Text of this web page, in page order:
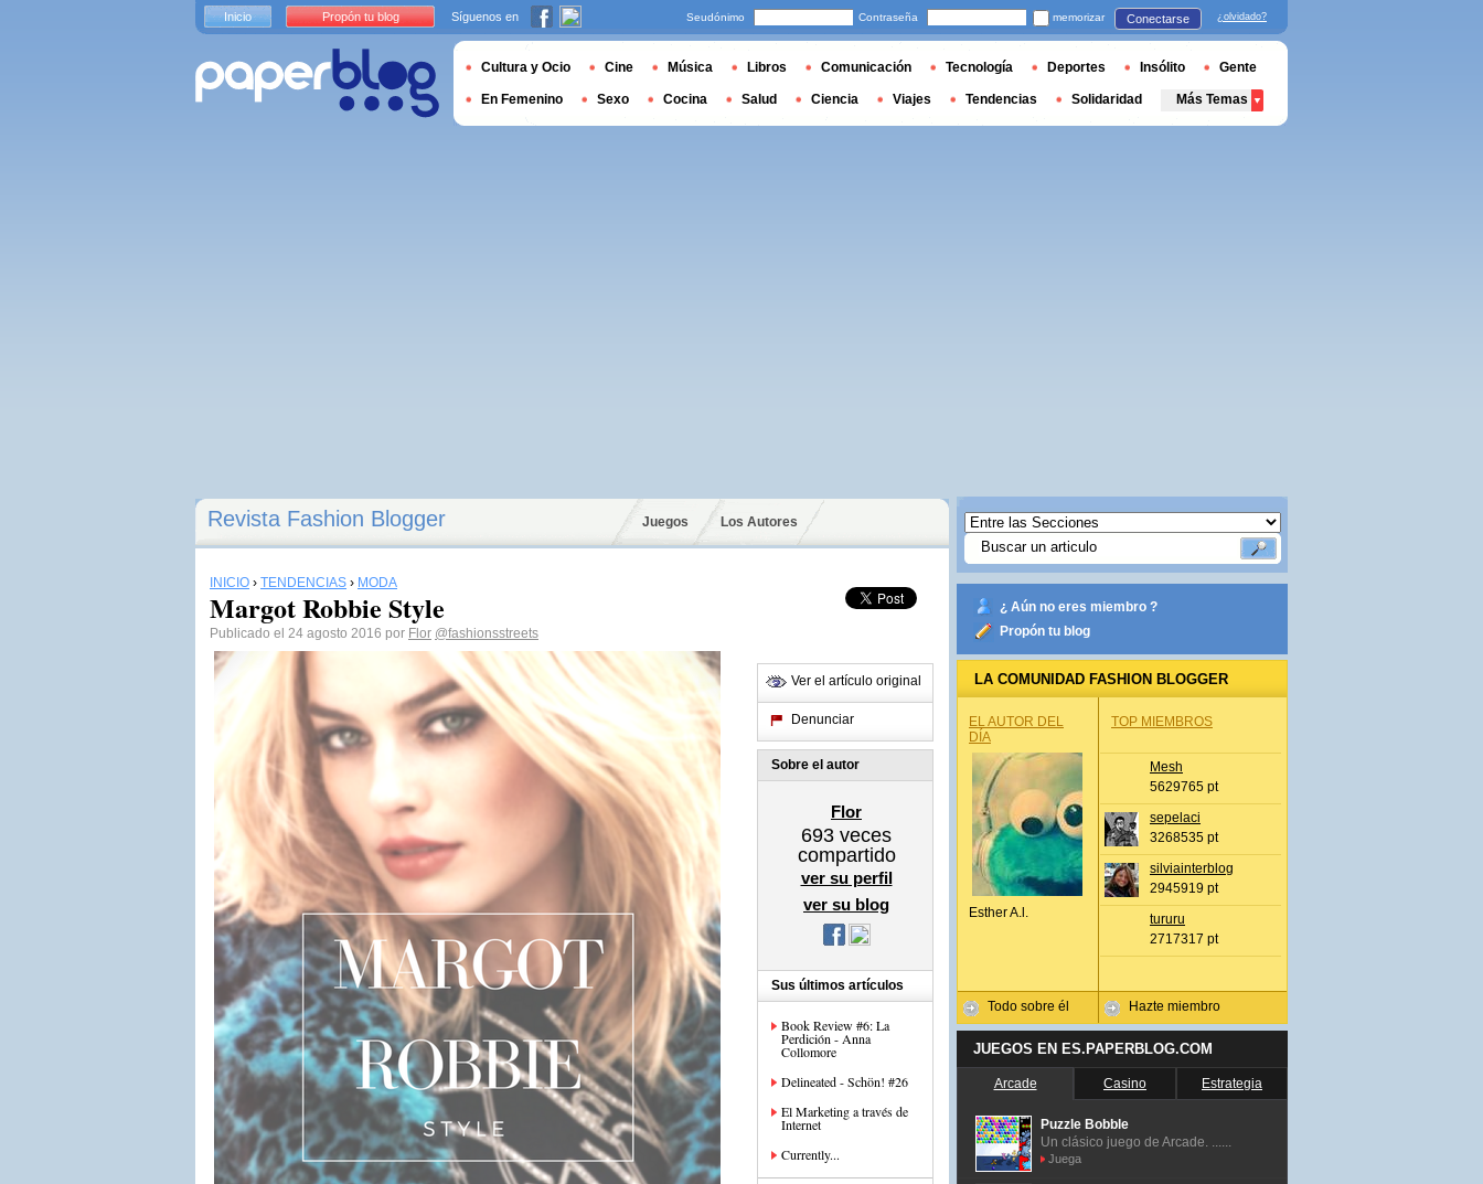
Revista Fashion Blogger Juegos Los Autores
INICIO › TENDENCIAS › MODA
Margot Robbie Style
Publicado el 24 agosto 2016 por Flor @fashionsstreets
Ver el artículo original
Denunciar
Sobre el autor
Flor
693 veces
compartido
ver su perfil
ver su blog
Sus últimos artículos
Book Review #6: La
Perdición - Anna
Collomore
Delineated - Schön! #26
El Marketing a través de
Internet
Currently...
¿ Aún no eres miembro ?
Propón tu blog
LA COMUNIDAD FASHION BLOGGER
EL AUTOR DEL
DÍA
Esther A.l.
Todo sobre él
TOP MIEMBROS
Mesh
5629765 pt
sepelaci
3268535 pt
silviainterblog
2945919 pt
tururu
2717317 pt
Hazte miembro
JUEGOS EN ES.PAPERBLOG.COM
Arcade Casino Estrategia
Puzzle Bobble
Un clásico juego de Arcade. ......
Juega
Inicio Propón tu blog Síguenos en Seudónimo Contraseña memorizar Conectarse ¿olvidado?
Cultura y Ocio Cine Música Libros Comunicación Tecnología Deportes Insólito Gente
En Femenino Sexo Cocina Salud Ciencia Viajes Tendencias Solidaridad Más Temas